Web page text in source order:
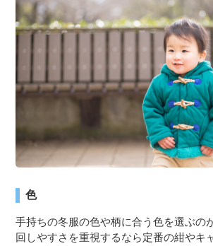
色
手持ちの冬服の色や柄に合う色を選ぶの
回しやすさを重視するなら定番の紺やキ